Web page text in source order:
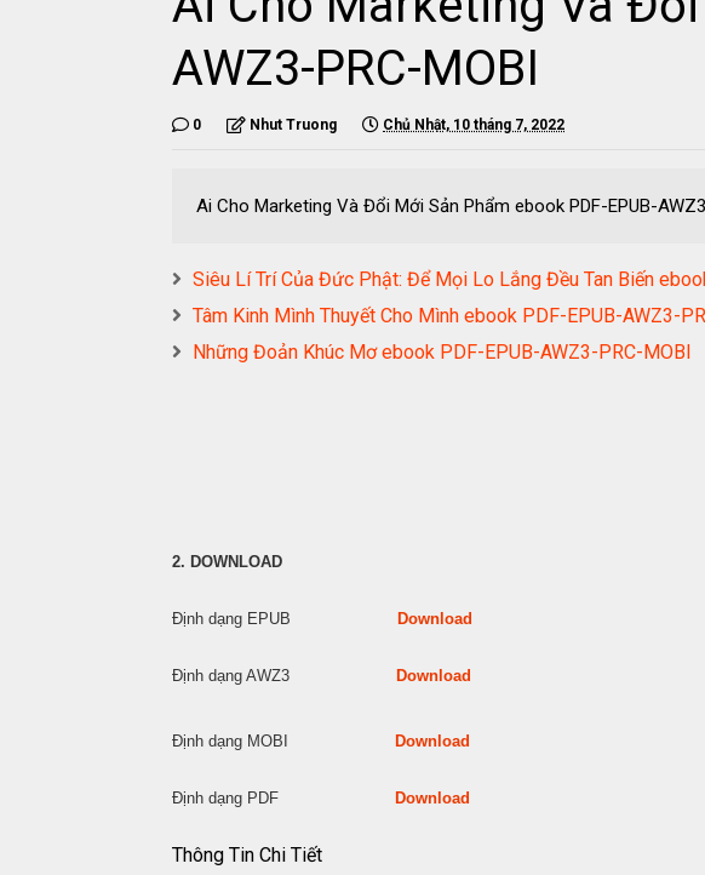
AWZ3-PRC-MOBI
0 Nhut Truong Chủ Nhật, 10 tháng 7, 2022
Ai Cho Marketing Và Đổi Mới Sản Phẩm ebook PDF-EPUB-
Siêu Lí Trí Của Đức Phật: Để Mọi Lo Lắng Đều Tan Biến
Tâm Kinh Mình Thuyết Cho Mình ebook PDF-EPUB-AWZ3-
Những Đoản Khúc Mơ ebook PDF-EPUB-AWZ3-PRC-MOBI
2. DOWNLOAD
Định dạng EPUB Download
Định dạng AWZ3 Download
Định dạng MOBI Download
Định dạng PDF Download
Thông Tin Chi Tiết